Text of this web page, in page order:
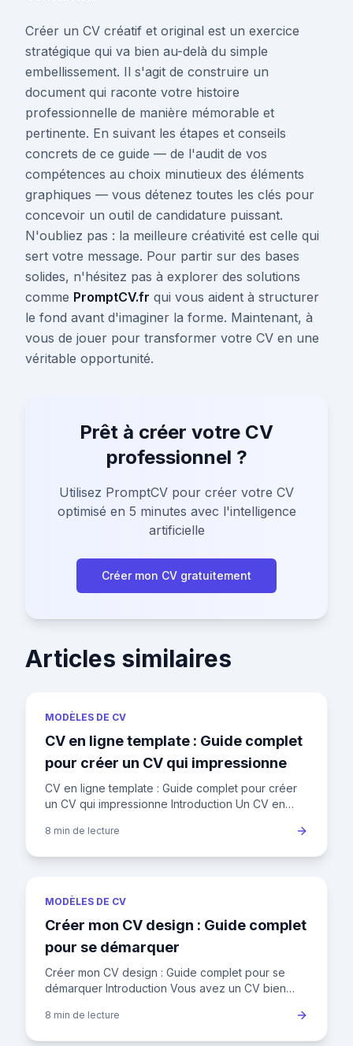
Créer un CV créatif et original est un exercice
stratégique qui va bien au-delà du simple
embellissement. Il s'agit de construire un
document qui raconte votre histoire
professionnelle de manière mémorable et
pertinente. En suivant les étapes et conseils
concrets de ce guide — de l'audit de vos
compétences au choix minutieux des éléments
graphiques — vous détenez toutes les clés pour
concevoir un outil de candidature puissant.
N'oubliez pas : la meilleure créativité est celle qui
sert votre message. Pour partir sur des bases
solides, n'hésitez pas à explorer des solutions
comme PromptCV.fr qui vous aident à structurer
le fond avant d'imaginer la forme. Maintenant, à
vous de jouer pour transformer votre CV en une
véritable opportunité.
Prêt à créer votre CV
professionnel ?
Utilisez PromptCV pour créer votre CV
optimisé en 5 minutes avec l'intelligence
artificielle
Créer mon CV gratuitement
Articles similaires
MODÈLES DE CV
CV en ligne template : Guide complet
pour créer un CV qui impressionne
CV en ligne template : Guide complet pour créer
un CV qui impressionne Introduction Un CV en
démarquer sur le marc
8 min de lecture
MODÈLES DE CV
Créer mon CV design : Guide complet
pour se démarquer
Créer mon CV design : Guide complet pour se
démarquer Introduction Vous avez un CV bien
un marché du travail
8 min de lecture